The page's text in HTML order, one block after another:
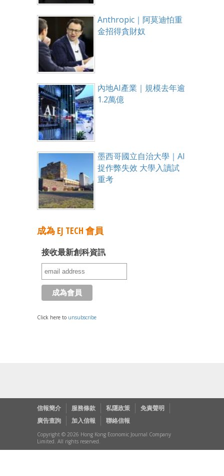
Anthropic｜阿莫迪怕重
金招得貪財奴
內地AI產業｜規模去年逾
1.2萬億
墨西哥國立自治大學｜AI
捉作弊失效 大學入讀試
重考
成為 EJ TECH 會員
接收最新創科資訊
Click here to unsubscribe
信報簡介 服務條款 私隱政策
免責聲明
廣告查詢
加入信報 聯絡信報
Copyright © 2026 Hong Kong Economic Journal Company
Limited. All rights reserved.